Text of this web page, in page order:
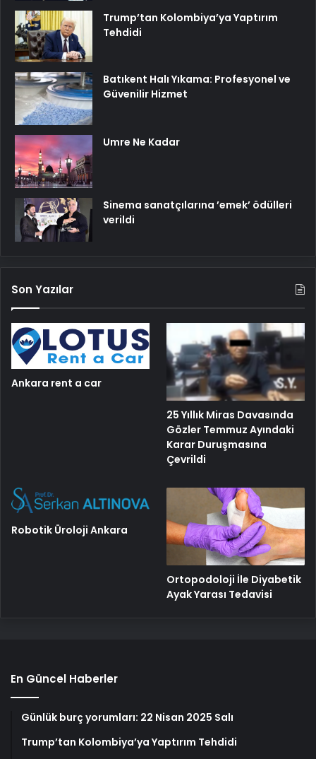
Trump’tan Kolombiya’ya Yaptırım
Tehdidi
Batıkent Halı Yıkama: Profesyonel ve
Güvenilir Hizmet
Umre Ne Kadar
Sinema sanatçılarına ’emek’ ödülleri
verildi
Son Yazılar
Ankara rent a car
25 Yıllık Miras Davasında
Gözler Temmuz Ayındaki
Karar Duruşmasına
Çevrildi
Robotik Üroloji Ankara
Ortopodoloji İle Diyabetik
Ayak Yarası Tedavisi
En Güncel Haberler
Günlük burç yorumları: 22 Nisan 2025 Salı
Trump’tan Kolombiya’ya Yaptırım Tehdidi